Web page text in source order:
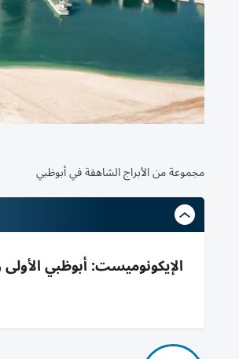
مجموعة من الأبراج الشاهقة في أبوظبي